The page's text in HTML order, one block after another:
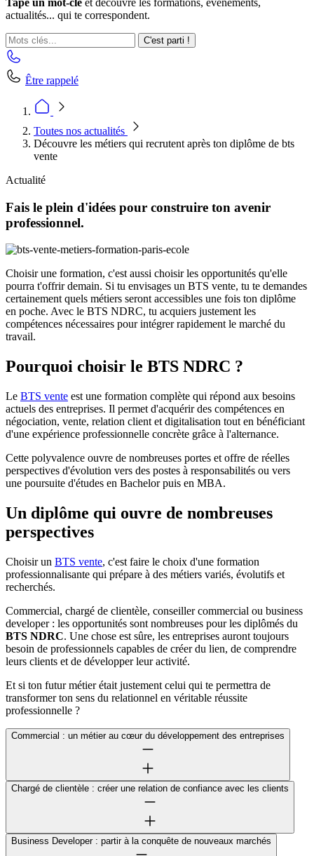
Tape un mot-clé et découvre les formations, événements,
actualités... qui te correspondent.
C'est parti !
Être rappelé
Toutes nos actualités
Découvre les métiers qui recrutent après ton diplôme de bts
vente
Actualité
Fais le plein d'idées pour construire ton avenir
professionnel.
Choisir une formation, c'est aussi choisir les opportunités qu'elle
pourra t'offrir demain. Si tu envisages un BTS vente, tu te demandes
certainement quels métiers seront accessibles une fois ton diplôme
en poche. Avec le BTS NDRC, tu acquiers justement les
compétences nécessaires pour intégrer rapidement le marché du
travail.
Pourquoi choisir le BTS NDRC ?
Le BTS vente est une formation complète qui répond aux besoins
actuels des entreprises. Il permet d'acquérir des compétences en
négociation, vente, relation client et digitalisation tout en bénéficiant
d'une expérience professionnelle concrète grâce à l'alternance.
Cette polyvalence ouvre de nombreuses portes et offre de réelles
perspectives d'évolution vers des postes à responsabilités ou vers
une poursuite d'études en Bachelor puis en MBA.
Un diplôme qui ouvre de nombreuses
perspectives
Choisir un BTS vente, c'est faire le choix d'une formation
professionnalisante qui prépare à des métiers variés, évolutifs et
recherchés.
Commercial, chargé de clientèle, conseiller commercial ou business
developer : les opportunités sont nombreuses pour les diplômés du
BTS NDRC. Une chose est sûre, les entreprises auront toujours
besoin de professionnels capables de créer du lien, de comprendre
leurs clients et de développer leur activité.
Et si ton futur métier était justement celui qui te permettra de
transformer ton sens du relationnel en véritable réussite
professionnelle ?
Commercial : un métier au cœur du développement des entreprises
Chargé de clientèle : créer une relation de confiance avec les clients
Business Developer : partir à la conquête de nouveaux marchés